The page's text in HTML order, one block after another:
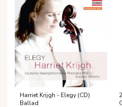
Harriet Krijgh - Elegy (CD)
Ballad